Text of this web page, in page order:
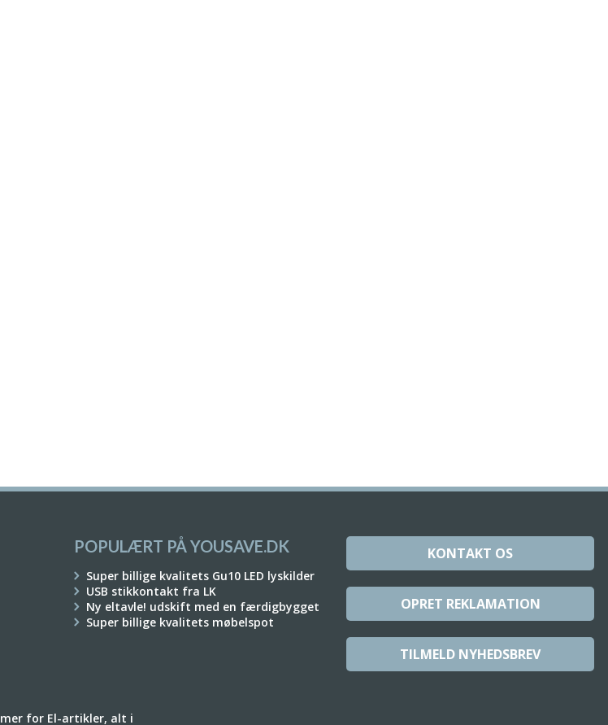
for El-artikler, alt i
POPULÆRT PÅ YOUSAVE.DK
Super billige kvalitets Gu10 LED lyskilder
USB stikkontakt fra LK
Ny eltavle! udskift med en færdigbygget
Super billige kvalitets møbelspot
KONTAKT OS
OPRET REKLAMATION
TILMELD NYHEDSBREV